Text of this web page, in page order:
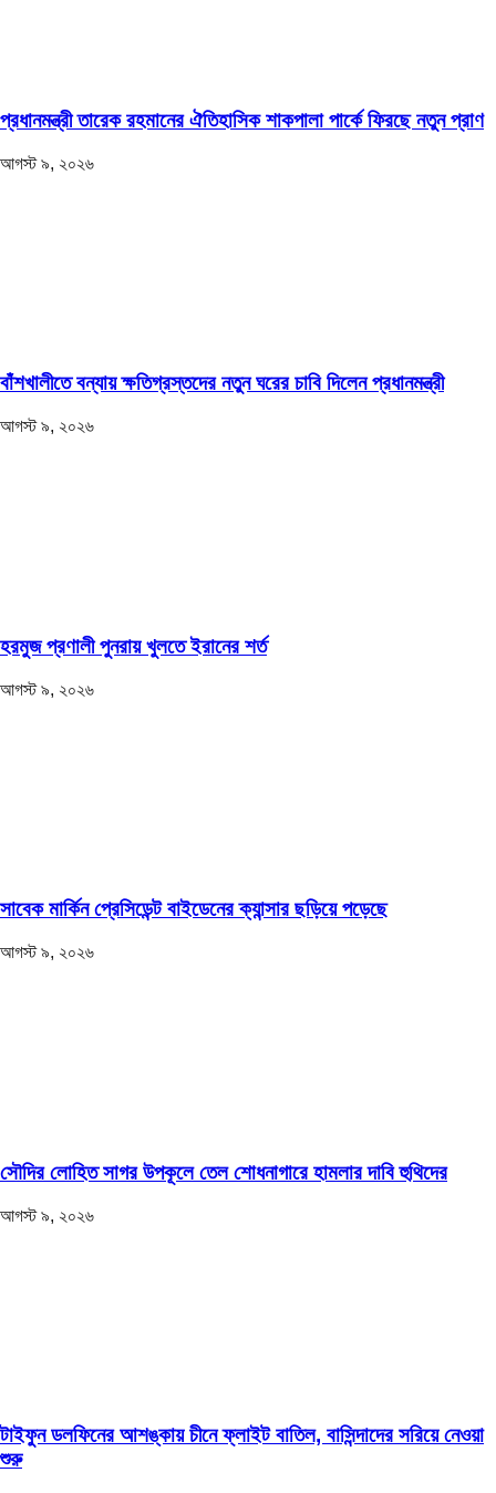
প্রধানমন্ত্রী তারেক রহমানের ঐতিহাসিক শাকপালা পার্কে ফিরছে নতুন প্রাণ
আগস্ট ৯, ২০২৬
বাঁশখালীতে বন্যায় ক্ষতিগ্রস্তদের নতুন ঘরের চাবি দিলেন প্রধানমন্ত্রী
আগস্ট ৯, ২০২৬
হরমুজ প্রণালী পুনরায় খুলতে ইরানের শর্ত
আগস্ট ৯, ২০২৬
সাবেক মার্কিন প্রেসিডেন্ট বাইডেনের ক্যান্সার ছড়িয়ে পড়েছে
আগস্ট ৯, ২০২৬
সৌদির লোহিত সাগর উপকূলে তেল শোধনাগারে হামলার দাবি হুথিদের
আগস্ট ৯, ২০২৬
টাইফুন ডলফিনের আশঙ্কায় চীনে ফ্লাইট বাতিল, বাসিন্দাদের সরিয়ে নেওয়া
শুরু